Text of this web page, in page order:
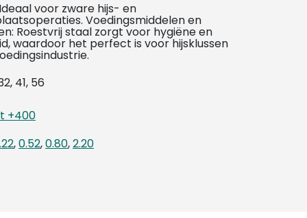
voor zware hijs- en
Voedingsmiddelen en
Roestvrij staal zorgt voor hygiëne en
waardoor het perfect is voor hijsklussen
41, 56
+400
,0.52,0.80,2.20